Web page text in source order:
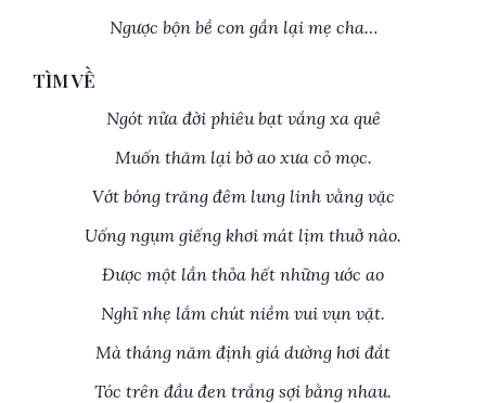
Ngược bộn bề con gần lại mẹ cha…
TÌM VỀ
Ngót nửa đời phiêu bạt vắng xa quê
Muốn thăm lại bờ ao xưa cỏ mọc.
Vớt bóng trăng đêm lung linh vằng vặc
Uống ngụm giếng khơi mát lịm thuở nào.
Được một lần thỏa hết những ước ao
Nghĩ nhẹ lắm chút niềm vui vụn vặt.
Mà tháng năm định giá dường hơi đắt
Tóc trên đầu đen trắng sợi bằng nhau.